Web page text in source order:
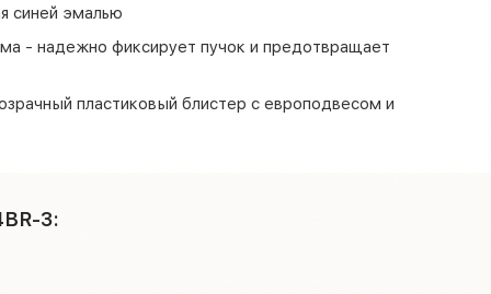
синей эмалью
- надежно фиксирует пучок и предотвращает
пластиковый блистер с европодвесом и
3: